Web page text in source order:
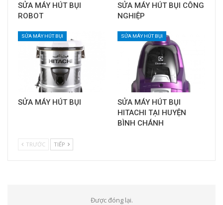
SỬA MÁY HÚT BỤI
ROBOT
SỬA MÁY HÚT BỤI CÔNG
NGHIỆP
SỬA MÁY HÚT BỤI
SỬA MÁY HÚT BỤI
SỬA MÁY HÚT BỤI
SỬA MÁY HÚT BỤI
HITACHI TẠI HUYỆN
BÌNH CHÁNH
TRƯỚC TIẾP
Được đóng lại.